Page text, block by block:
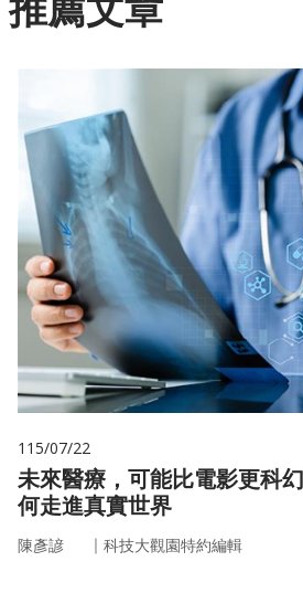
推薦文章
115/07/22
未來醫療，可能比電影更科
何走進真實世界
陳彥諺 ｜ 科技大觀園特約編輯